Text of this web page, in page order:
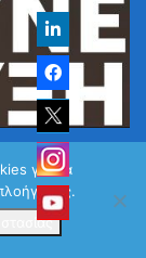
για να